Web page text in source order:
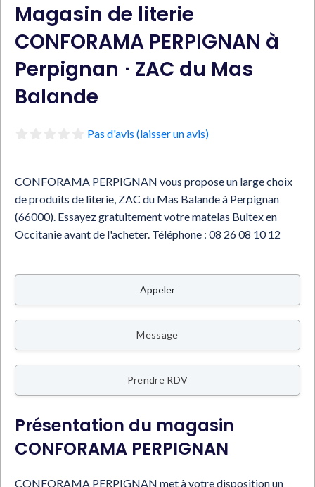
Magasin de literie
CONFORAMA PERPIGNAN à
Perpignan ⋅ ZAC du Mas
Balande
Pas d'avis (laisser un avis)
CONFORAMA PERPIGNAN vous propose un large choix
de produits de literie, ZAC du Mas Balande à Perpignan
(66000). Essayez gratuitement votre matelas Bultex en
Occitanie avant de l'acheter. Téléphone : 08 26 08 10 12
Appeler
Message
Prendre RDV
Présentation du magasin
CONFORAMA PERPIGNAN
CONFORAMA PERPIGNAN met à votre disposition un